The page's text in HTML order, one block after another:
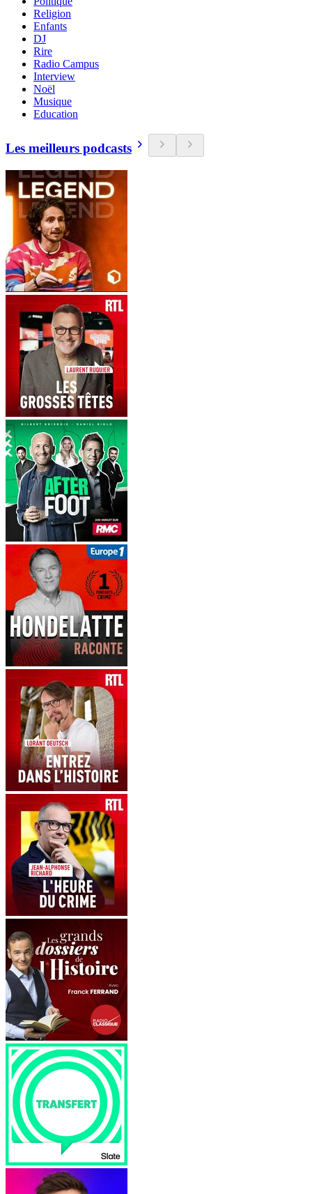
Religion
Enfants
DJ
Rire
Radio Campus
Interview
Noël
Musique
Education
Les meilleurs podcasts